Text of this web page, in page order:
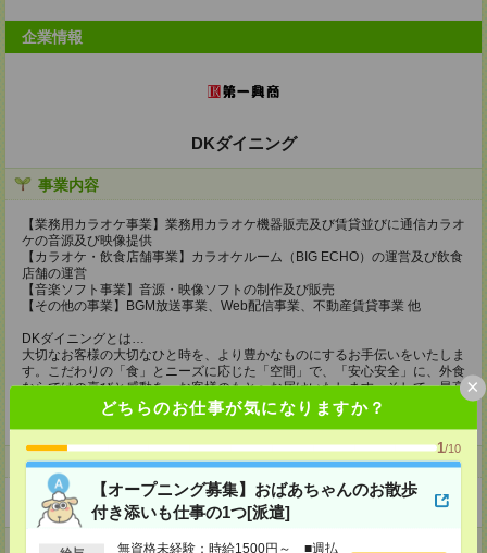
どちらのお仕事が気になりますか？
1/10
【オープニング募集】おばあちゃんのお散歩
付き添いも仕事の1つ[派遣]
無資格未経験：時給1500円～ ■週払
×
企業情報
DKダイニング
事業内容
【業務用カラオケ事業】業務用カラオケ機器販売及び賃貸並びに通信カラオ
ケの音源及び映像提供
【カラオケ・飲食店舗事業】カラオケルーム（BIG ECHO）の運営及び飲食
店舗の運営
【音楽ソフト事業】音源・映像ソフトの制作及び販売
【その他の事業】BGM放送事業、Web配信事業、不動産賃貸事業 他
DKダイニングとは…
大切なお客様の大切なひと時を、より豊かなものにするお手伝いをいたしま
す。こだわりの「食」とニーズに応じた「空間」で、「安心安全」に、外食
ならではの喜びと感動を、お客様のもとへお届けいたします。そして、最高
のサービス、最高の体験、最高の笑顔を目指して、常にクリエイティブでス
ペシャルな店舗であり続けます。
ホームページ
https://en-gage.net/dkkaraoke_saiyo15/
事業所